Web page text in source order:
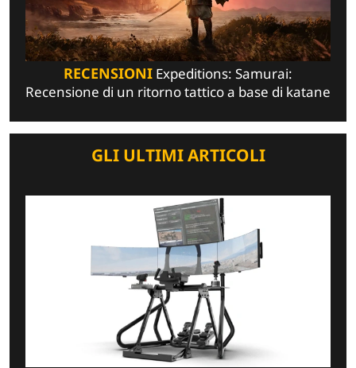
RECENSIONI Expeditions: Samurai:
Recensione di un ritorno tattico a base di katane
GLI ULTIMI ARTICOLI